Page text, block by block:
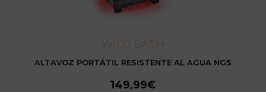
WILD BASH
ALTAVOZ PORTÁTIL RESISTENTE AL AGUA NGS
149,99€